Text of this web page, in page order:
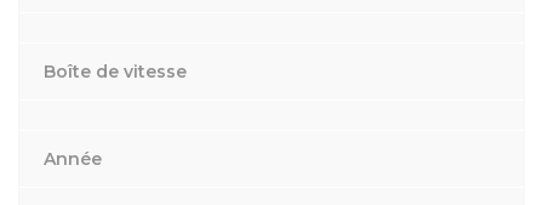
Boîte de vitesse
Année